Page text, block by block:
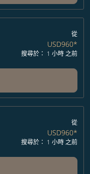
從
USD960*
搜尋於： 1 小時 之前
從
USD960*
搜尋於： 1 小時 之前